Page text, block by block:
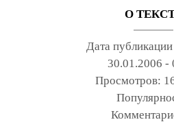
О
Дата публикации
30.01.2006 -
Просмотров: